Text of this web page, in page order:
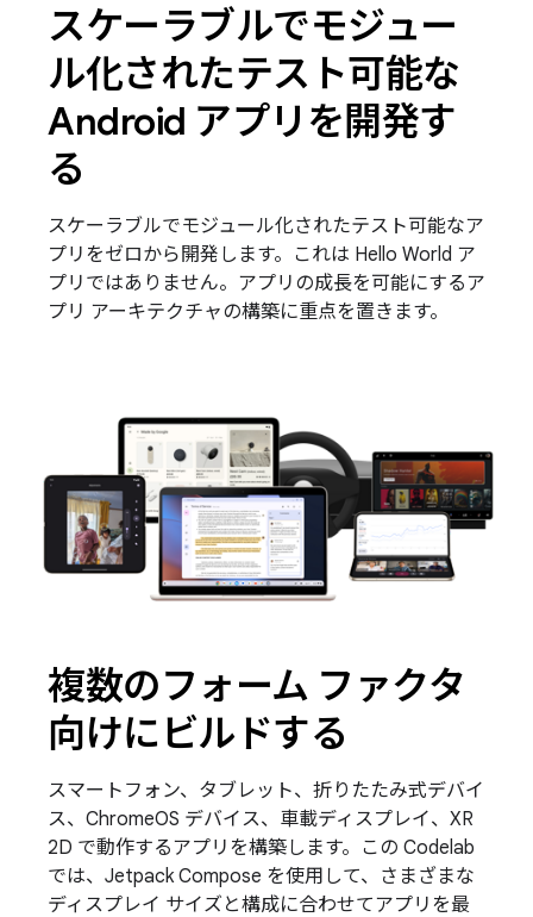
スケーラブルでモジュー
ル化されたテスト可能な
Android アプリを開発す
る
スケーラブルでモジュール化されたテスト可能なア
プリをゼロから開発します。これは Hello World ア
プリではありません。アプリの成長を可能にするア
プリ アーキテクチャの構築に重点を置きます。
複数のフォーム ファクタ
向けにビルドする
スマートフォン、タブレット、折りたたみ式デバイ
ス、ChromeOS デバイス、車載ディスプレイ、XR
2D で動作するアプリを構築します。この Codelab
では、Jetpack Compose を使用して、さまざまな
ディスプレイ サイズと構成に合わせてアプリを最